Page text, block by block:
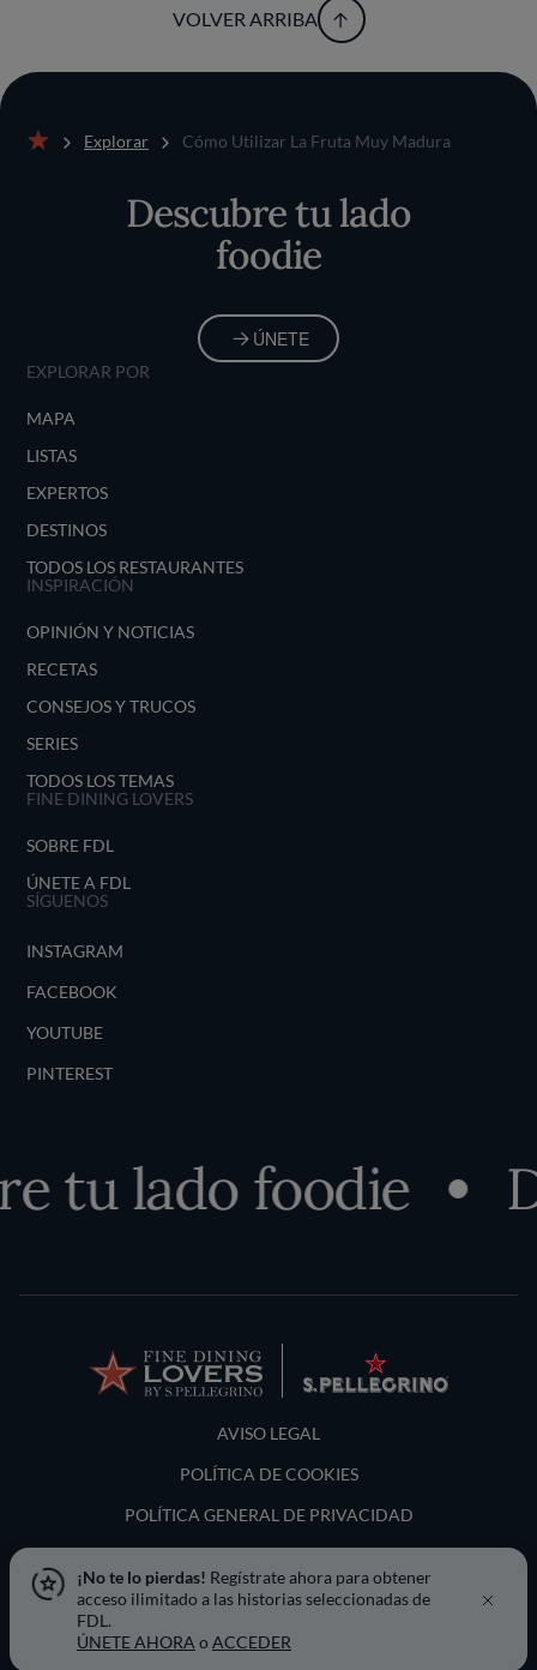
VOLVER ARRIBA
Explorar Cómo Utilizar La Fruta Muy Madura
Descubre tu lado
foodie
ÚNETE
EXPLORAR POR
MAPA
LISTAS
EXPERTOS
DESTINOS
TODOS LOS RESTAURANTES
INSPIRACIÓN
OPINIÓN Y NOTICIAS
RECETAS
CONSEJOS Y TRUCOS
SERIES
TODOS LOS TEMAS
FINE DINING LOVERS
SOBRE FDL
ÚNETE A FDL
SÍGUENOS
INSTAGRAM
FACEBOOK
YOUTUBE
PINTEREST
tu lado foodie
Terms and Conditions
AVISO LEGAL
POLÍTICA DE COOKIES
POLÍTICA GENERAL DE PRIVACIDAD
España
¡No te lo pierdas! Regístrate ahora para obtener
acceso ilimitado a las historias seleccionadas de
FDL.
ÚNETE AHORA o ACCEDER